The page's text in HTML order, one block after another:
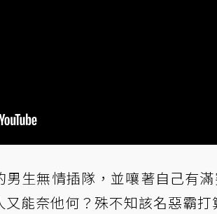
生無情插隊，並嚷著自己有
能奈他何？殊不知該名惡霸